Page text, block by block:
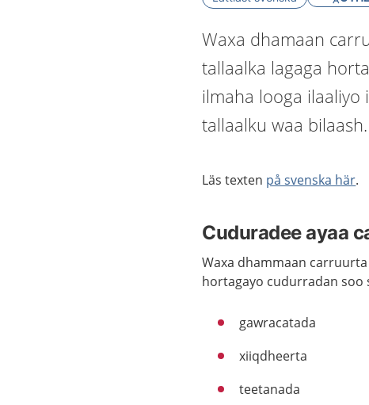
Waxa dhamaan
tallaalka lagaga
ilmaha looga ilaaliyo
tallaalku waa bilaash.
Läs texten på svenska här.
Cuduradee ayaa
Waxa dhammaan
hortagayo cudurradan soo
gawracatada
xiiqdheerta
teetanada